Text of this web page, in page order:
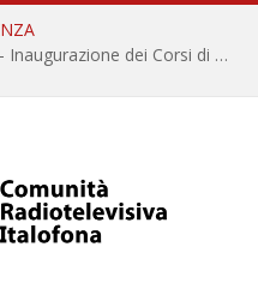
Università per Stranieri di Siena – Inaugurazione dei Corsi di Lingua e Cultura Italiana, 109a annata